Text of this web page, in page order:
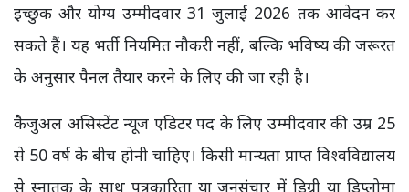
इच्छुक और योग्य उम्मीदवार 31 जुलाई 2026 तक आवेदन कर
सकते हैं। यह भर्ती नियमित नौकरी नहीं, बल्कि भविष्य की जरूरत
के अनुसार पैनल तैयार करने के लिए की जा रही है।
कैजुअल असिस्टेंट न्यूज एडिटर पद के लिए उम्मीदवार की उम्र 25
से 50 वर्ष के बीच होनी चाहिए। किसी मान्यता प्राप्त विश्वविद्यालय
से स्नातक के साथ पत्रकारिता या जनसंचार में डिग्री या डिप्लोमा